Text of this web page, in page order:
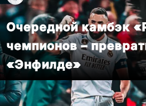
Очередной камбэк
чемпионов –
«Энфилде»